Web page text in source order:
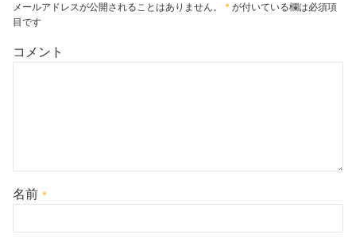
メールアドレスが公開されることはありません。 * が付いている欄は必須項
目です
コメント
名前 *